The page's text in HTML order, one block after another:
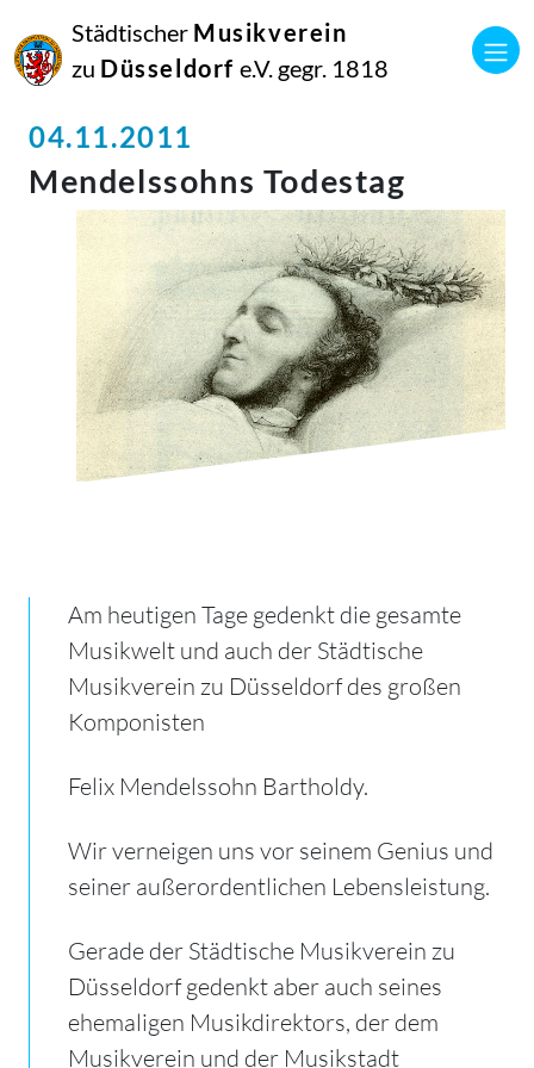
Städtischer Musikverein
zu Düsseldorf e.V. gegr. 1818
04.11.2011
Mendelssohns Todestag
Am heutigen Tage gedenkt die gesamte
Musikwelt und auch der Städtische
Musikverein zu Düsseldorf des großen
Komponisten
Felix Mendelssohn Bartholdy.
Wir verneigen uns vor seinem Genius und
seiner außerordentlichen Lebensleistung.
Gerade der Städtische Musikverein zu
Düsseldorf gedenkt aber auch seines
ehemaligen Musikdirektors, der dem
Musikverein und der Musikstadt